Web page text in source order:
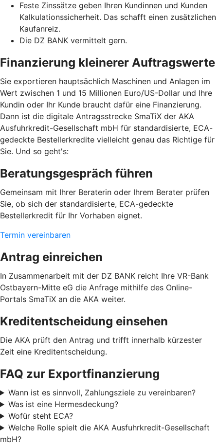
Feste Zinssätze geben Ihren Kundinnen und Kunden
Kalkulationssicherheit. Das schafft einen zusätzlichen
Kaufanreiz.
Die DZ BANK vermittelt gern.
Finanzierung kleinerer Auftragswerte
Sie exportieren hauptsächlich Maschinen und Anlagen im
Wert zwischen 1 und 15 Millionen Euro/US-Dollar und Ihre
Kundin oder Ihr Kunde braucht dafür eine Finanzierung.
Dann ist die digitale Antragsstrecke SmaTiX der AKA
Ausfuhrkredit-Gesellschaft mbH für standardisierte, ECA-
gedeckte Bestellerkredite vielleicht genau das Richtige für
Sie. Und so geht's:
Beratungsgespräch führen
Gemeinsam mit Ihrer Beraterin oder Ihrem Berater prüfen
Sie, ob sich der standardisierte, ECA-gedeckte
Bestellerkredit für Ihr Vorhaben eignet.
Termin vereinbaren
Antrag einreichen
In Zusammenarbeit mit der DZ BANK reicht Ihre VR-Bank
Ostbayern-Mitte eG die Anfrage mithilfe des Online-
Portals SmaTiX an die AKA weiter.
Kreditentscheidung einsehen
Die AKA prüft den Antrag und trifft innerhalb kürzester
Zeit eine Kreditentscheidung.
FAQ zur Exportfinanzierung
Wann ist es sinnvoll, Zahlungsziele zu vereinbaren?
Was ist eine Hermesdeckung?
Wofür steht ECA?
Welche Rolle spielt die AKA Ausfuhrkredit-Gesellschaft
mbH?